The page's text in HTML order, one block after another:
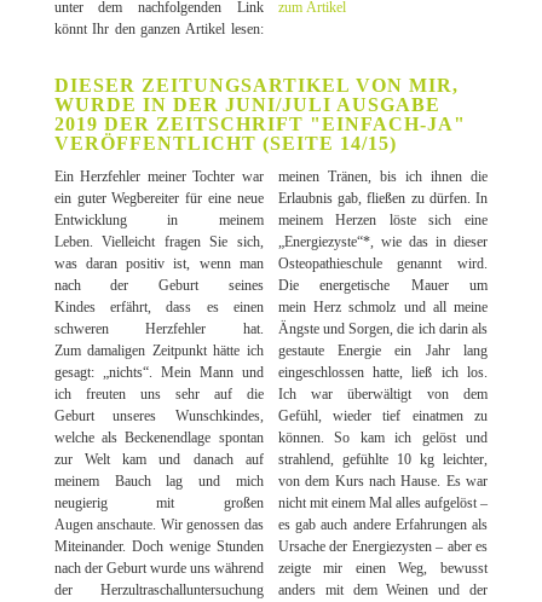
unter dem nachfolgenden Link
könnt Ihr den ganzen Artikel lesen:
zum Artikel
DIESER ZEITUNGSARTIKEL VON MIR,
WURDE IN DER JUNI/JULI AUSGABE
2019 DER ZEITSCHRIFT "EINFACH-JA"
VERÖFFENTLICHT (SEITE 14/15)
Ein Herzfehler meiner Tochter war
ein guter Wegbereiter für eine neue
Entwicklung in meinem
Leben. Vielleicht fragen Sie sich,
was daran positiv ist, wenn man
nach der Geburt seines
Kindes erfährt, dass es einen
schweren Herzfehler hat.
Zum damaligen Zeitpunkt hätte ich
gesagt: „nichts“. Mein Mann und
ich freuten uns sehr auf die
Geburt unseres Wunschkindes,
welche als Beckenendlage spontan
zur Welt kam und danach auf
meinem Bauch lag und mich
neugierig mit großen
Augen anschaute. Wir genossen das
Miteinander. Doch wenige Stunden
nach der Geburt wurde uns während
der Herzultraschalluntersuchung
meinen Tränen, bis ich ihnen die
Erlaubnis gab, fließen zu dürfen. In
meinem Herzen löste sich eine
„Energiezyste“*, wie das in dieser
Osteopathieschule genannt wird.
Die energetische Mauer um
mein Herz schmolz und all meine
Ängste und Sorgen, die ich darin als
gestaute Energie ein Jahr lang
eingeschlossen hatte, ließ ich los.
Ich war überwältigt von dem
Gefühl, wieder tief einatmen zu
können. So kam ich gelöst und
strahlend, gefühlte 10 kg leichter,
von dem Kurs nach Hause. Es war
nicht mit einem Mal alles aufgelöst –
es gab auch andere Erfahrungen als
Ursache der Energiezysten – aber es
zeigte mir einen Weg, bewusst
anders mit dem Weinen und der